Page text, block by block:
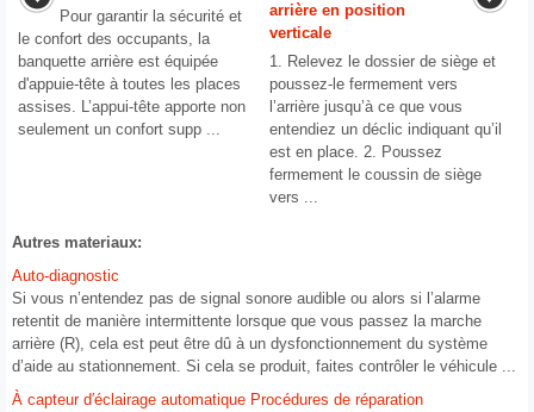
Pour garantir la sécurité et
le confort des occupants, la
banquette arrière est équipée
d'appuie-tête à toutes les places
assises. L’appui-tête apporte non
seulement un confort supp ...
arrière en position
verticale
1. Relevez le dossier de siège et
poussez-le fermement vers
l’arrière jusqu’à ce que vous
entendiez un déclic indiquant qu’il
est en place. 2. Poussez
fermement le coussin de siège
vers ...
Autres materiaux:
Auto-diagnostic
Si vous n’entendez pas de signal sonore audible ou alors si l’alarme
retentit de manière intermittente lorsque que vous passez la marche
arrière (R), cela est peut être dû à un dysfonctionnement du système
d’aide au stationnement. Si cela se produit, faites contrôler le véhicule ...
À capteur d′éclairage automatique Procédures de réparation